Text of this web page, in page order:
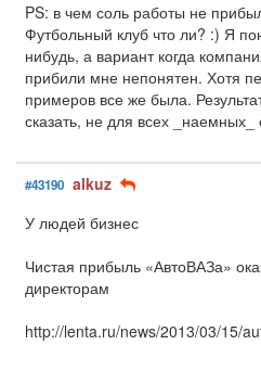
PS: в чем соль работы не
Футбольный клуб что ли? :) Я
нибудь, а вариант когда
прибили мне непонятен. Хотя
примеров все же была.
сказать, не для всех _наемных_
#43190 alkuz
У людей бизнес
Чистая прибыль «АвтоВАЗа»
директорам
http://lenta.ru/news/2013/03/15/